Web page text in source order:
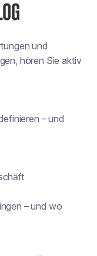
und
hören Sie aktiv
– und
– und wo